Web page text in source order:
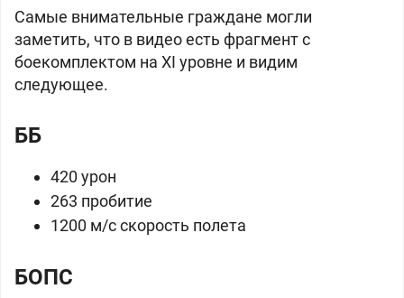
Самые внимательные граждане могли
заметить, что в видео есть фрагмент с
боекомплектом на XI уровне и видим
следующее.
ББ
420 урон
263 пробитие
1200 м/с скорость полета
БОПС